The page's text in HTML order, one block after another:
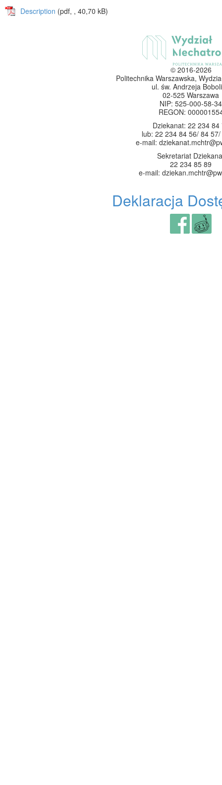
Description (pdf, , 40,70 kB)
© 2016-2026
Politechnika Warszawska,
ul. św. Andrzeja
02-525 Warszawa
NIP: 525-000-58-34
REGON:
Dziekanat: 22 234 84
lub: 22 234 84 56/ 84
e-mail:
Sekretariat
22 234 85 89
e-mail:
Deklaracja